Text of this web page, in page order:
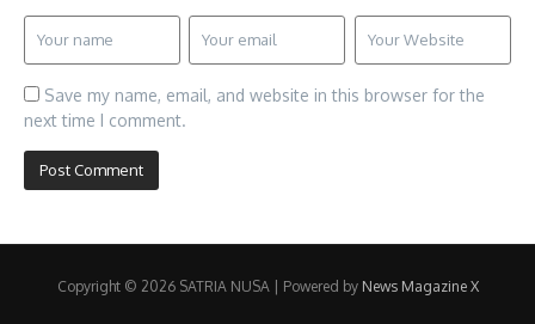
Save my name, email, and website in this browser for the
next time I comment.
Copyright © 2026 SATRIA NUSA | Powered by News Magazine X